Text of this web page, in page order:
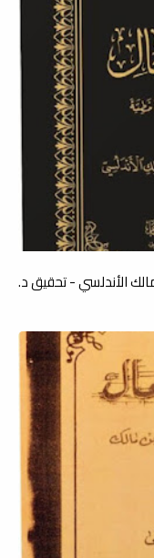
الأندلسي - تحقيق د.